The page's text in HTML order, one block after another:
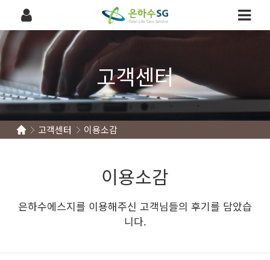
고객센터
고객센터 이용소감
이용소감
은하수에스지를 이용해주신 고객님들의 후기를 담았습
니다.